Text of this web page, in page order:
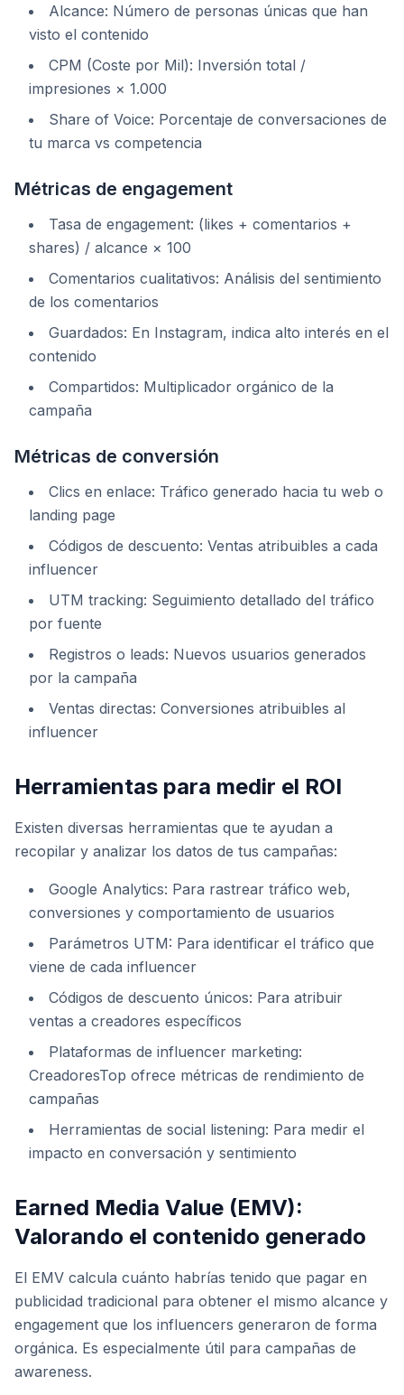
Alcance: Número de personas únicas que han
visto el contenido
CPM (Coste por Mil): Inversión total /
impresiones × 1.000
Share of Voice: Porcentaje de conversaciones de
tu marca vs competencia
Métricas de engagement
Tasa de engagement: (likes + comentarios +
shares) / alcance × 100
Comentarios cualitativos: Análisis del sentimiento
de los comentarios
Guardados: En Instagram, indica alto interés en el
contenido
Compartidos: Multiplicador orgánico de la
campaña
Métricas de conversión
Clics en enlace: Tráfico generado hacia tu web o
landing page
Códigos de descuento: Ventas atribuibles a cada
influencer
UTM tracking: Seguimiento detallado del tráfico
por fuente
Registros o leads: Nuevos usuarios generados
por la campaña
Ventas directas: Conversiones atribuibles al
influencer
Herramientas para medir el ROI
Existen diversas herramientas que te ayudan a
recopilar y analizar los datos de tus campañas:
Google Analytics: Para rastrear tráfico web,
conversiones y comportamiento de usuarios
Parámetros UTM: Para identificar el tráfico que
viene de cada influencer
Códigos de descuento únicos: Para atribuir
ventas a creadores específicos
Plataformas de influencer marketing:
CreadoresTop ofrece métricas de rendimiento de
campañas
Herramientas de social listening: Para medir el
impacto en conversación y sentimiento
Earned Media Value (EMV):
Valorando el contenido generado
El EMV calcula cuánto habrías tenido que pagar en
publicidad tradicional para obtener el mismo alcance y
engagement que los influencers generaron de forma
orgánica. Es especialmente útil para campañas de
awareness.